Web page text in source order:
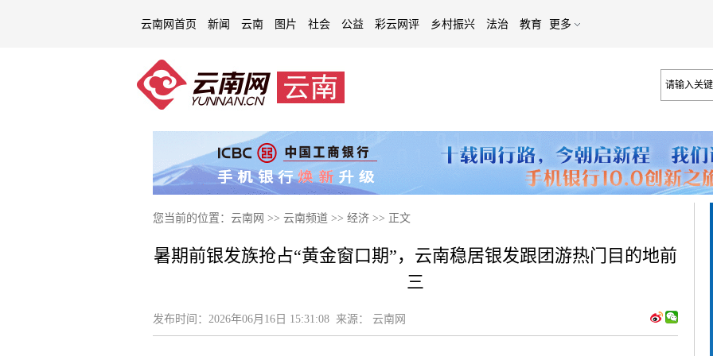
云南网首页 新闻 云南 图片 社会 公益 彩云网评 乡村振兴 法治 教育 更多
您当前的位置： 云南网 >> 云南频道 >> 经济 >> 正文
暑期前银发族抢占“黄金窗口期”，云南稳居银发跟团游热门目的地前
三
发布时间： 2026年06月16日 15:31:08 来源： 云南网